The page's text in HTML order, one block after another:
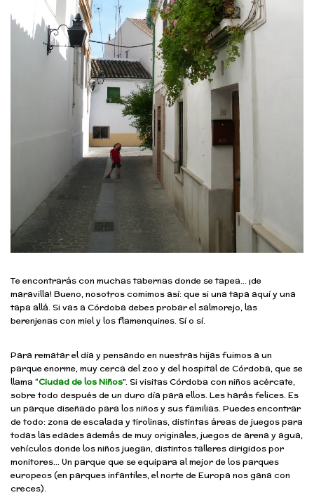
Te encontrarás con muchas tabernas donde se tapea… ¡de
maravilla! Bueno, nosotros comimos así: que si una tapa aquí y una
tapa allá. Si vas a Córdoba debes probar el salmorejo, las
berenjenas con miel y los flamenquines. Sí o sí.
Para rematar el día y pensando en nuestras hijas fuimos a un
parque enorme, muy cerca del zoo y del hospital de Córdoba, que se
llama “Ciudad de los Niños”. Si visitas Córdoba con niños acércate,
sobre todo después de un duro día para ellos. Les harás felices. Es
un parque diseñado para los niños y sus familias. Puedes encontrar
de todo: zona de escalada y tirolinas, distintas áreas de juegos para
todas las edades además de muy originales, juegos de arena y agua,
vehículos donde los niños juegan, distintos talleres dirigidos por
monitores… Un parque que se equipara al mejor de los parques
europeos (en parques infantiles, el norte de Europa nos gana con
creces).